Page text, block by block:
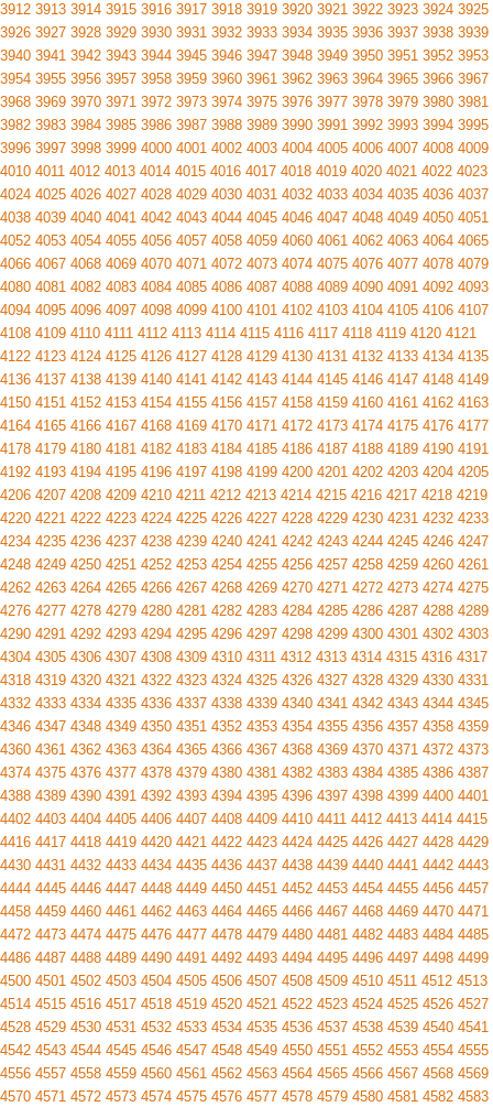
3912 3913 3914 3915 3916 3917 3918 3919 3920 3921 3922 3923 3924 3925
3926 3927 3928 3929 3930 3931 3932 3933 3934 3935 3936 3937 3938 3939
3940 3941 3942 3943 3944 3945 3946 3947 3948 3949 3950 3951 3952 3953
3954 3955 3956 3957 3958 3959 3960 3961 3962 3963 3964 3965 3966 3967
3968 3969 3970 3971 3972 3973 3974 3975 3976 3977 3978 3979 3980 3981
3982 3983 3984 3985 3986 3987 3988 3989 3990 3991 3992 3993 3994 3995
3996 3997 3998 3999 4000 4001 4002 4003 4004 4005 4006 4007 4008 4009
4010 4011 4012 4013 4014 4015 4016 4017 4018 4019 4020 4021 4022 4023
4024 4025 4026 4027 4028 4029 4030 4031 4032 4033 4034 4035 4036 4037
4038 4039 4040 4041 4042 4043 4044 4045 4046 4047 4048 4049 4050 4051
4052 4053 4054 4055 4056 4057 4058 4059 4060 4061 4062 4063 4064 4065
4066 4067 4068 4069 4070 4071 4072 4073 4074 4075 4076 4077 4078 4079
4080 4081 4082 4083 4084 4085 4086 4087 4088 4089 4090 4091 4092 4093
4094 4095 4096 4097 4098 4099 4100 4101 4102 4103 4104 4105 4106 4107
4108 4109 4110 4111 4112 4113 4114 4115 4116 4117 4118 4119 4120 4121
4122 4123 4124 4125 4126 4127 4128 4129 4130 4131 4132 4133 4134 4135
4136 4137 4138 4139 4140 4141 4142 4143 4144 4145 4146 4147 4148 4149
4150 4151 4152 4153 4154 4155 4156 4157 4158 4159 4160 4161 4162 4163
4164 4165 4166 4167 4168 4169 4170 4171 4172 4173 4174 4175 4176 4177
4178 4179 4180 4181 4182 4183 4184 4185 4186 4187 4188 4189 4190 4191
4192 4193 4194 4195 4196 4197 4198 4199 4200 4201 4202 4203 4204 4205
4206 4207 4208 4209 4210 4211 4212 4213 4214 4215 4216 4217 4218 4219
4220 4221 4222 4223 4224 4225 4226 4227 4228 4229 4230 4231 4232 4233
4234 4235 4236 4237 4238 4239 4240 4241 4242 4243 4244 4245 4246 4247
4248 4249 4250 4251 4252 4253 4254 4255 4256 4257 4258 4259 4260 4261
4262 4263 4264 4265 4266 4267 4268 4269 4270 4271 4272 4273 4274 4275
4276 4277 4278 4279 4280 4281 4282 4283 4284 4285 4286 4287 4288 4289
4290 4291 4292 4293 4294 4295 4296 4297 4298 4299 4300 4301 4302 4303
4304 4305 4306 4307 4308 4309 4310 4311 4312 4313 4314 4315 4316 4317
4318 4319 4320 4321 4322 4323 4324 4325 4326 4327 4328 4329 4330 4331
4332 4333 4334 4335 4336 4337 4338 4339 4340 4341 4342 4343 4344 4345
4346 4347 4348 4349 4350 4351 4352 4353 4354 4355 4356 4357 4358 4359
4360 4361 4362 4363 4364 4365 4366 4367 4368 4369 4370 4371 4372 4373
4374 4375 4376 4377 4378 4379 4380 4381 4382 4383 4384 4385 4386 4387
4388 4389 4390 4391 4392 4393 4394 4395 4396 4397 4398 4399 4400 4401
4402 4403 4404 4405 4406 4407 4408 4409 4410 4411 4412 4413 4414 4415
4416 4417 4418 4419 4420 4421 4422 4423 4424 4425 4426 4427 4428 4429
4430 4431 4432 4433 4434 4435 4436 4437 4438 4439 4440 4441 4442 4443
4444 4445 4446 4447 4448 4449 4450 4451 4452 4453 4454 4455 4456 4457
4458 4459 4460 4461 4462 4463 4464 4465 4466 4467 4468 4469 4470 4471
4472 4473 4474 4475 4476 4477 4478 4479 4480 4481 4482 4483 4484 4485
4486 4487 4488 4489 4490 4491 4492 4493 4494 4495 4496 4497 4498 4499
4500 4501 4502 4503 4504 4505 4506 4507 4508 4509 4510 4511 4512 4513
4514 4515 4516 4517 4518 4519 4520 4521 4522 4523 4524 4525 4526 4527
4528 4529 4530 4531 4532 4533 4534 4535 4536 4537 4538 4539 4540 4541
4542 4543 4544 4545 4546 4547 4548 4549 4550 4551 4552 4553 4554 4555
4556 4557 4558 4559 4560 4561 4562 4563 4564 4565 4566 4567 4568 4569
4570 4571 4572 4573 4574 4575 4576 4577 4578 4579 4580 4581 4582 4583